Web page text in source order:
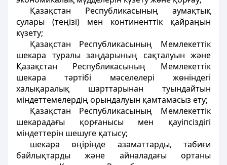
Қазақстан Республикасының аумақтық
сулары (теңiзi) мен континенттiк қайраңын
күзету;
Қазақстан Республикасының Мемлекеттік
шекара туралы заңдарының сақталуын және
Қазақстан Республикасының Мемлекеттік
шекара тәртібі мәселелерi жөніндегі
халықаралық шарттарынан туындайтын
мiндеттемелердiң орындалуын қамтамасыз ету;
Қазақстан Республикасының Мемлекеттік
шекарадағы қорғанысы мен қауiпсiздiгi
мiндеттерiн шешуге қатысу;
шекара өңiрiнде азаматтарды, табиғи
байлықтарды және айналадағы ортаны